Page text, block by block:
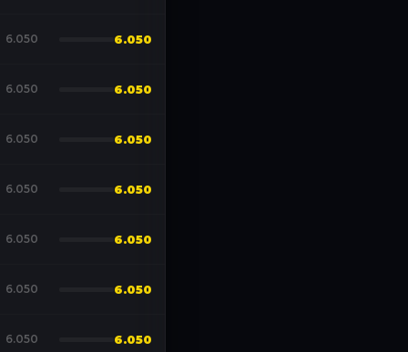
6.050 6.050
6.050 6.050
6.050 6.050
6.050 6.050
6.050 6.050
6.050 6.050
6.050 6.050